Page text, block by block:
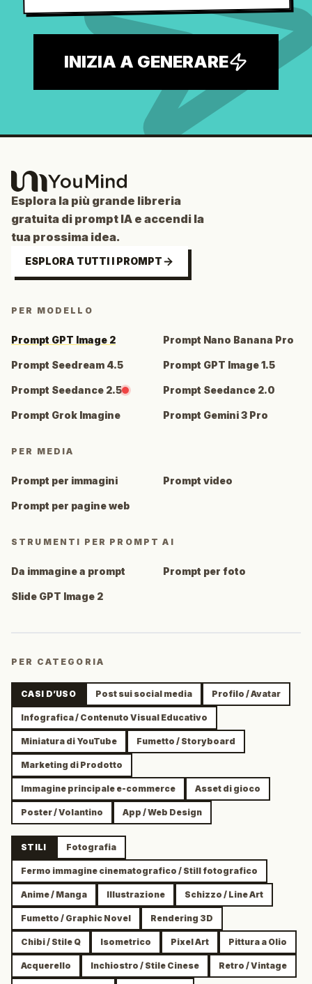
INIZIA A GENERARE
Esplora la più grande libreria
gratuita di prompt IA e accendi la
tua prossima idea.
ESPLORA TUTTI I PROMPT
PER MODELLO
Prompt GPT Image 2 Prompt Nano Banana Pro
Prompt Seedream 4.5 Prompt GPT Image 1.5
Prompt Seedance 2.5 Prompt Seedance 2.0
Prompt Grok Imagine Prompt Gemini 3 Pro
PER MEDIA
Prompt per immagini Prompt video
Prompt per pagine web
STRUMENTI PER PROMPT AI
Da immagine a prompt Prompt per foto
Slide GPT Image 2
PER CATEGORIA
CASI D’USO Post sui social media Profilo / Avatar
Infografica / Contenuto Visual Educativo
Miniatura di YouTube Fumetto / Storyboard
Marketing di Prodotto
Immagine principale e-commerce Asset di gioco
Poster / Volantino App / Web Design
STILI Fotografia
Fermo immagine cinematografico / Still fotografico
Anime / Manga Illustrazione Schizzo / Line Art
Fumetto / Graphic Novel Rendering 3D
Chibi / Stile Q Isometrico Pixel Art Pittura a Olio
Acquerello Inchiostro / Stile Cinese Retro / Vintage